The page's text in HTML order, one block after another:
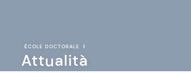
ÉCOLE DOCTORALE |
Attualità